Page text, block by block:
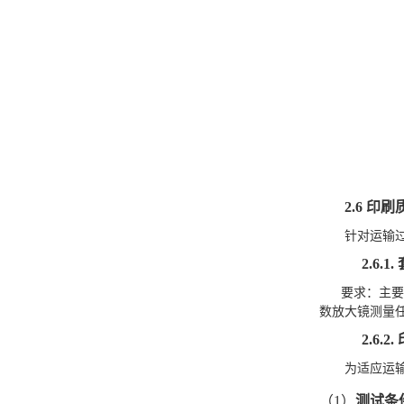
2.6 印刷
针对运输
2.6.1.
要求：主
数放大镜测量
2.6.2.
为适应运
（1） 测试条